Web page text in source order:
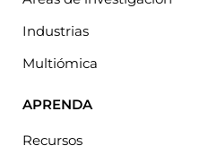
Industrias
Multiómica
APRENDA
Recursos